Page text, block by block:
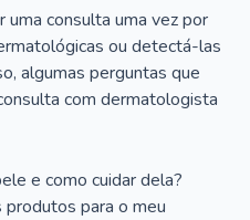
consulta uma vez por
ou detectá-las
algumas perguntas que
com dermatologista
e como cuidar dela?
para o meu